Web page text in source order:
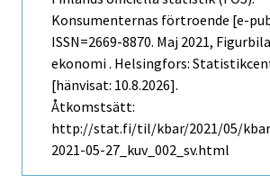
Konsumenternas förtroende [e-
ISSN=2669-8870. Maj 2021,
ekonomi . Helsingfors:
[hänvisat: 10.8.2026].
Åtkomstsätt:
http://stat.fi/til/kbar/2021/05/
2021-05-27_kuv_002_sv.html